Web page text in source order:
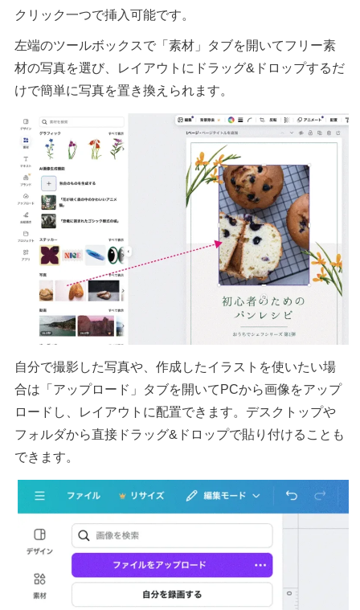
クリック一つで挿入可能です。
左端のツールボックスで「素材」タブを開いてフリー素
材の写真を選び、レイアウトにドラッグ&ドロップするだ
けで簡単に写真を置き換えられます。
自分で撮影した写真や、作成したイラストを使いたい場
合は「アップロード」タブを開いてPCから画像をアップ
ロードし、レイアウトに配置できます。デスクトップや
フォルダから直接ドラッグ&ドロップで貼り付けることも
できます。